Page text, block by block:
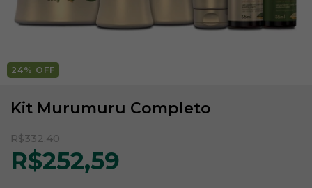
24% OFF
Kit Murumuru Completo
R$332,40
R$252,59